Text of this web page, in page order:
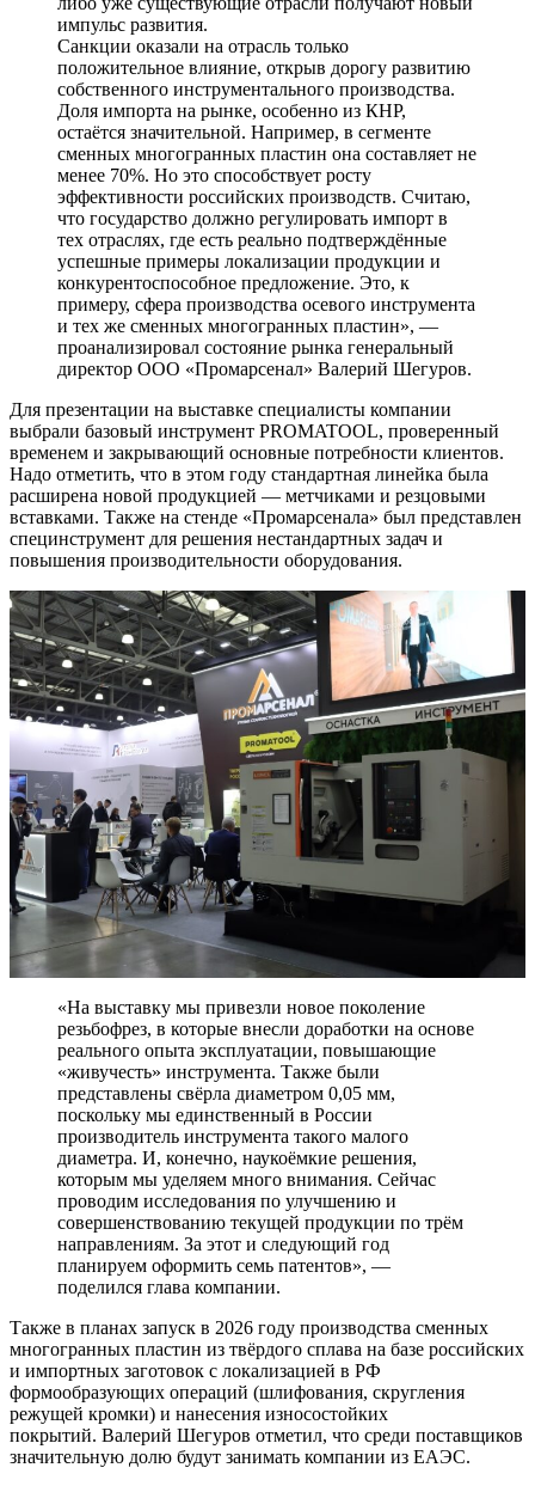
импульс развития.
Санкции оказали на отрасль только
положительное влияние, открыв дорогу развитию
собственного инструментального производства.
Доля импорта на рынке, особенно из КНР,
остаётся значительной. Например, в сегменте
сменных многогранных пластин она составляет не
менее 70%. Но это способствует росту
эффективности российских производств. Считаю,
что государство должно регулировать импорт в
тех отраслях, где есть реально подтверждённые
успешные примеры локализации продукции и
конкурентоспособное предложение. Это, к
примеру, сфера производства осевого инструмента
и тех же сменных многогранных пластин», —
проанализировал состояние рынка генеральный
директор ООО «Промарсенал» Валерий Шегуров.
Для презентации на выставке специалисты компании
выбрали базовый инструмент PROMATOOL, проверенный
временем и закрывающий основные потребности клиентов.
Надо отметить, что в этом году стандартная линейка была
расширена новой продукцией — метчиками и резцовыми
вставками. Также на стенде «Промарсенала» был представлен
специнструмент для решения нестандартных задач и
повышения производительности оборудования.
«На выставку мы привезли новое поколение
резьбофрез, в которые внесли доработки на основе
реального опыта эксплуатации, повышающие
«живучесть» инструмента. Также были
представлены свёрла диаметром 0,05 мм,
поскольку мы единственный в России
производитель инструмента такого малого
диаметра. И, конечно, наукоёмкие решения,
которым мы уделяем много внимания. Сейчас
проводим исследования по улучшению и
совершенствованию текущей продукции по трём
направлениям. За этот и следующий год
планируем оформить семь патентов», —
поделился глава компании.
Также в планах запуск в 2026 году производства сменных
многогранных пластин из твёрдого сплава на базе российских
и импортных заготовок с локализацией в РФ
формообразующих операций (шлифования, скругления
режущей кромки) и нанесения износостойких
покрытий. Валерий Шегуров отметил, что среди поставщиков
значительную долю будут занимать компании из ЕАЭС.